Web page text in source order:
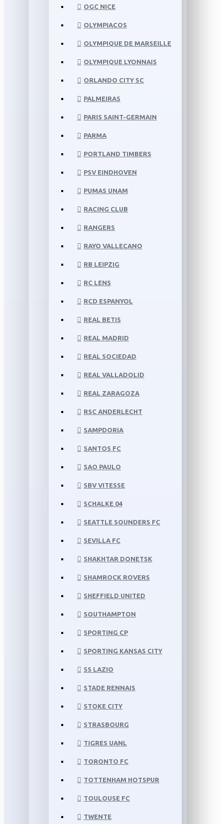
OGC NICE
OLYMPIACOS
OLYMPIQUE DE MARSEILLE
OLYMPIQUE LYONNAIS
ORLANDO CITY SC
PALMEIRAS
PARIS SAINT-GERMAIN
PARMA
PORTLAND TIMBERS
PSV EINDHOVEN
PUMAS UNAM
RACING CLUB
RANGERS
RAYO VALLECANO
RB LEIPZIG
RC LENS
RCD ESPANYOL
REAL BETIS
REAL MADRID
REAL SOCIEDAD
REAL VALLADOLID
REAL ZARAGOZA
RSC ANDERLECHT
SAMPDORIA
SANTOS FC
SAO PAULO
SBV VITESSE
SCHALKE 04
SEATTLE SOUNDERS FC
SEVILLA FC
SHAKHTAR DONETSK
SHAMROCK ROVERS
SHEFFIELD UNITED
SOUTHAMPTON
SPORTING CP
SPORTING KANSAS CITY
SS LAZIO
STADE RENNAIS
STOKE CITY
STRASBOURG
TIGRES UANL
TORONTO FC
TOTTENHAM HOTSPUR
TOULOUSE FC
TWENTE